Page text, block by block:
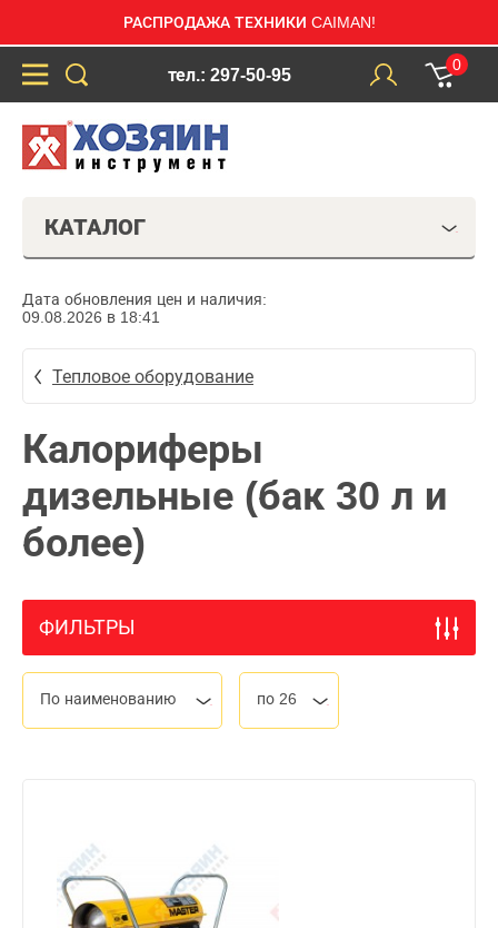
РАСПРОДАЖА ТЕХНИКИ CAIMAN!
тел.: 297-50-95
0
КАТАЛОГ
Дата обновления цен и наличия:
09.08.2026 в 18:41
Тепловое оборудование
Калориферы
дизельные (бак 30 л и
более)
ФИЛЬТРЫ
По наименованию по 26